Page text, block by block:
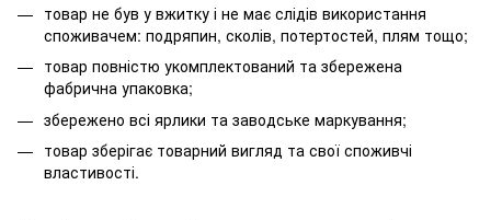
товар не був у вжитку і не має слідів використання
споживачем: подряпин, сколів, потертостей, плям тощо;
товар повністю укомплектований та збережена
фабрична упаковка;
збережено всі ярлики та заводське маркування;
товар зберігає товарний вигляд та свої споживчі
властивості.